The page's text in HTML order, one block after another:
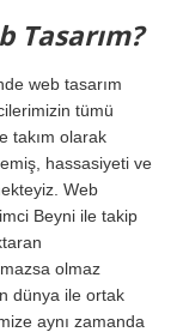
Tasarım?
web tasarım
tümü
takım olarak
hassasiyeti ve
Web
Beyni ile takip
olmaz
dünya ile ortak
aynı zamanda